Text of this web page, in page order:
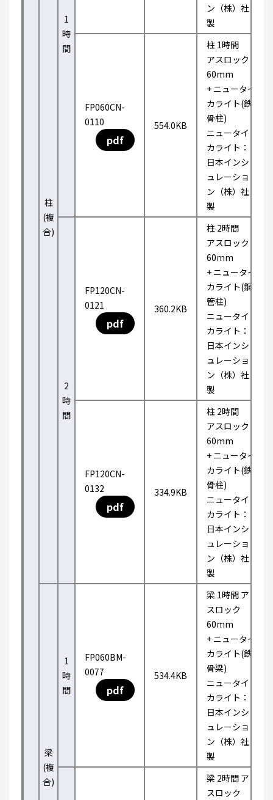
柱
(複
合)
1
時
間
ン（株）社
製
FP060CN-
0110
pdf
554.0KB
柱 1時間
アスロック
60mm
+ ニュータイ
カライト(鉄
骨柱)
ニュータイ
カライト：
日本インシ
ュレーショ
ン（株）社
製
2
時
間
FP120CN-
0121
pdf
360.2KB
柱 2時間
アスロック
60mm
+ ニュータイ
カライト(鋼
管柱)
ニュータイ
カライト：
日本インシ
ュレーショ
ン（株）社
製
FP120CN-
0132
pdf
334.9KB
柱 2時間
アスロック
60mm
+ ニュータイ
カライト(鉄
骨柱)
ニュータイ
カライト：
日本インシ
ュレーショ
ン（株）社
製
梁
(複
合)
1
時
間
FP060BM-
0077
pdf
534.4KB
梁 1時間 ア
スロック
60mm
+ ニュータイ
カライト(鉄
骨梁)
ニュータイ
カライト：
日本インシ
ュレーショ
ン（株）社
製
梁 2時間 ア
スロック